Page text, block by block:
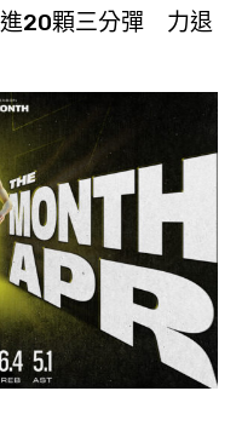
進20顆三分彈 力退